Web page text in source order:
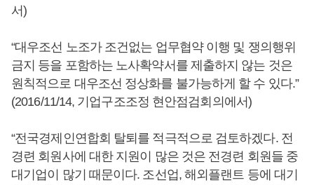
서)
“대우조선 노조가 조건없는 업무협약 이행 및 쟁의행위
금지 등을 포함하는 노사확약서를 제출하지 않는 것은
원칙적으로 대우조선 정상화를 불가능하게 할 수 있다.”
(2016/11/14, 기업구조조정 현안점검회의에서)
“전국경제인연합회 탈퇴를 적극적으로 검토하겠다. 전
경련 회원사에 대한 지원이 많은 것은 전경련 회원들 중
대기업이 많기 때문이다. 조선업, 해외플랜트 등에 대기